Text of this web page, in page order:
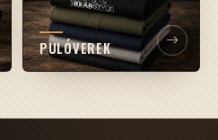
PULÓVEREK